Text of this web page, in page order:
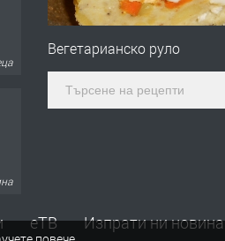
Вегетарианско руло
еТВ Изпрати ни новина